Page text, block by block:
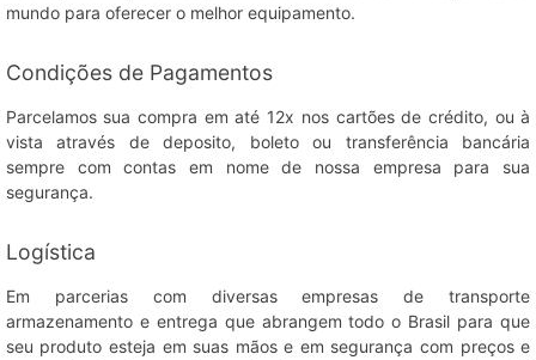
mundo para oferecer o melhor equipamento.
Condições de Pagamentos
Parcelamos sua compra em até 12x nos cartões de crédito, ou à
vista através de deposito, boleto ou transferência bancária
sempre com contas em nome de nossa empresa para sua
segurança.
Logística
Em parcerias com diversas empresas de transporte
armazenamento e entrega que abrangem todo o Brasil para que
seu produto esteja em suas mãos e em segurança com preços e